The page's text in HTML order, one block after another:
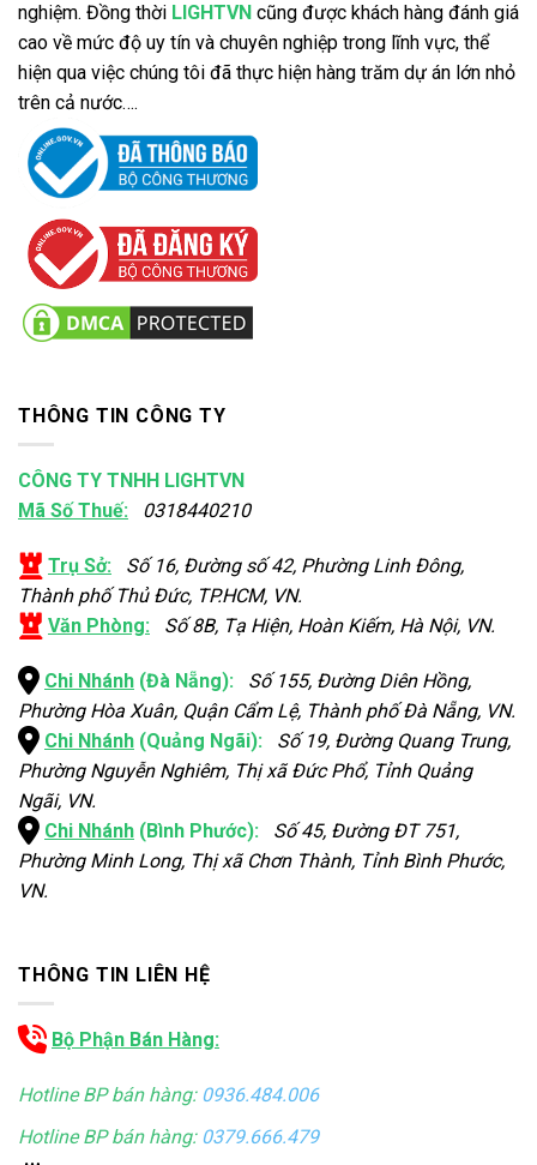
nghiệm. Đồng thời LIGHTVN cũng được khách hàng đánh giá
cao về mức độ uy tín và chuyên nghiệp trong lĩnh vực, thể
hiện qua việc chúng tôi đã thực hiện hàng trăm dự án lớn nhỏ
trên cả nước….
THÔNG TIN CÔNG TY
CÔNG TY TNHH LIGHTVN
Mã Số Thuế: 0318440210
Trụ Sở: Số 16, Đường số 42, Phường Linh Đông,
Thành phố Thủ Đức, TP.HCM, VN.
Văn Phòng: Số 8B, Tạ Hiện, Hoàn Kiếm, Hà Nội, VN.
Chi Nhánh (Đà Nẵng): Số 155, Đường Diên Hồng,
Phường Hòa Xuân, Quận Cẩm Lệ, Thành phố Đà Nẵng, VN.
Chi Nhánh (Quảng Ngãi): Số 19, Đường Quang Trung,
Phường Nguyễn Nghiêm, Thị xã Đức Phổ, Tỉnh Quảng
Ngãi, VN.
Chi Nhánh (Bình Phước): Số 45, Đường ĐT 751,
Phường Minh Long, Thị xã Chơn Thành, Tỉnh Bình Phước,
VN.
THÔNG TIN LIÊN HỆ
Bộ Phận Bán Hàng:
Hotline BP bán hàng: 0936.484.006
Hotline BP bán hàng: 0379.666.479